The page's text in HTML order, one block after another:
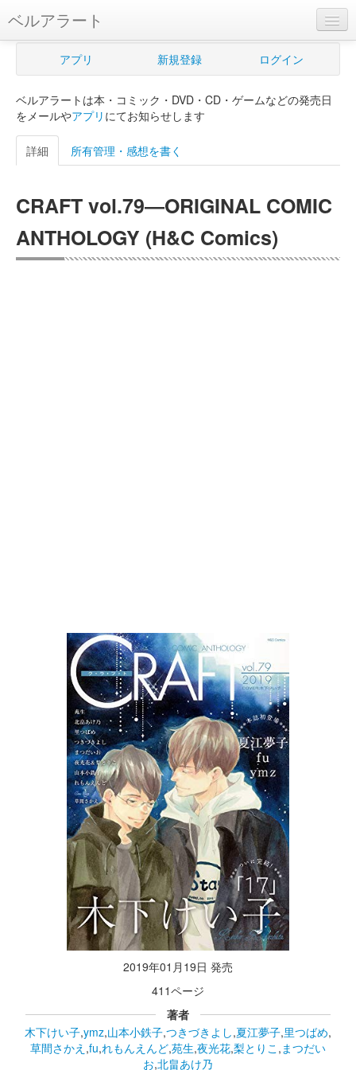
ベルアラート
ベルアラートとは
新規登録
ログイン
購入管理
Myシェルフ
アプリ 新規登録 ログイン
ベルアラートは本・コミック・DVD・CD・ゲームなどの発売日
をメールやアプリ にてお知らせします
詳細 所有管理・感想を書く
CRAFT vol.79―ORIGINAL COMIC
ANTHOLOGY (H&C Comics)
2019年01月19日 発売
411ページ
著者
木下けい子,ymz,山本小鉄子,つきづきよし,夏江夢子,里つばめ,
草間さかえ ,fu,れもんえんど,苑生,夜光花,梨とりこ , まつだい
お,北畠あけ乃